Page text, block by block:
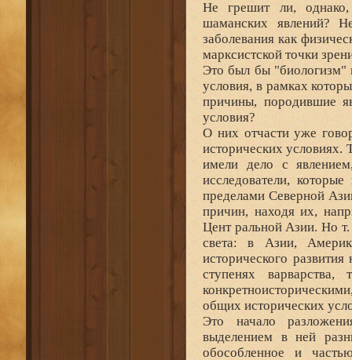
Не грешит ли, однако,
шаманских явлений?
заболевания как
марксистской точки
Это был бы "биологизм"
условия, в рамках
причины, породившие
условия?
О них отчасти уже
исторических
имели дело с
исследователи,
пределами Северной
причин, находя их,
Цент ральной Азии. Но
света: в Азии,
исторического
ступенях
общих исторических
Это начало
выделением в ней
обособленное и